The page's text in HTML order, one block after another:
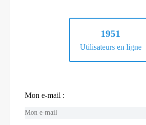
1951
Utilisateurs en ligne
Mon e-mail :